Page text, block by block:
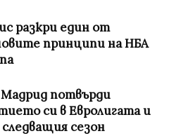
разкри един от
принципи на НБА
Мадрид потвърди
си в Евролигата и
сезон